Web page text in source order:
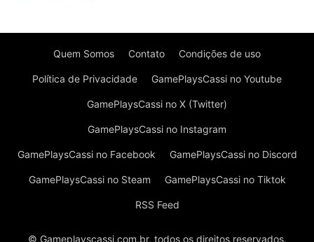
Quem Somos Contato Condições de uso
Política de Privacidade GamePlaysCassi no Youtube
GamePlaysCassi no X (Twitter)
GamePlaysCassi no Instagram
GamePlaysCassi no Facebook GamePlaysCassi no Discord
GamePlaysCassi no Steam GamePlaysCassi no Tiktok
RSS Feed
© Gameplayscassi.com.br, todos os direitos reservados.